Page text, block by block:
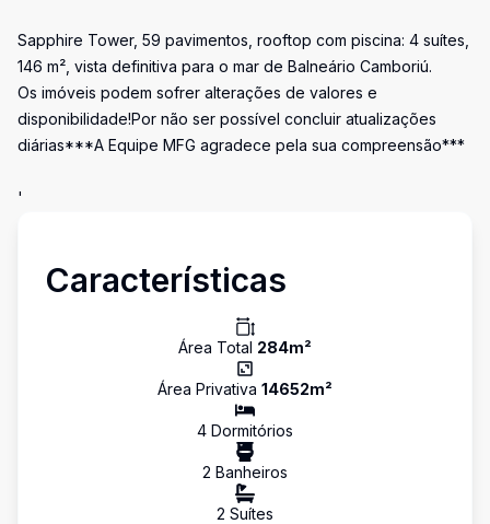
Sapphire Tower, 59 pavimentos, rooftop com piscina: 4 suítes,
146 m², vista definitiva para o mar de Balneário Camboriú.
Os imóveis podem sofrer alterações de valores e
disponibilidade!Por não ser possível concluir atualizações
diárias***A Equipe MFG agradece pela sua compreensão***
'
Características
Área Total 284m²
Área Privativa 14652m²
4 Dormitórios
2 Banheiros
2 Suítes